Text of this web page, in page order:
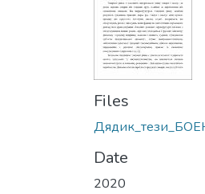
Files
Date
2020